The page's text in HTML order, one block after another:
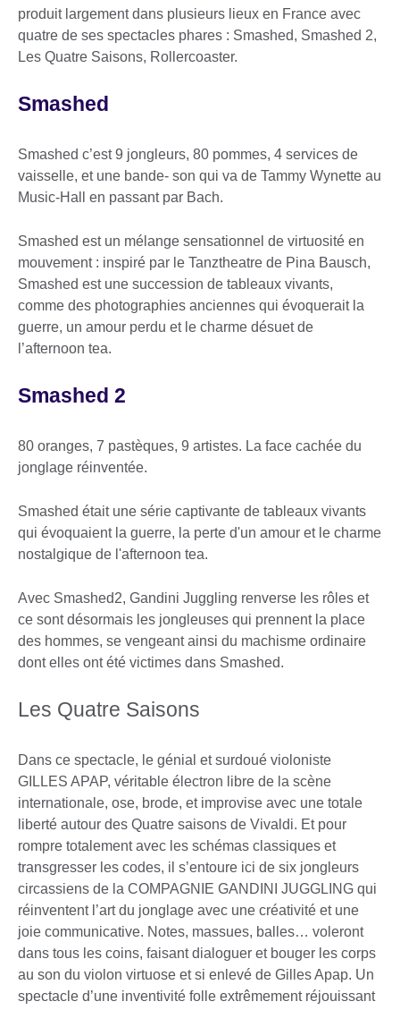
produit largement dans plusieurs lieux en France avec
quatre de ses spectacles phares : Smashed, Smashed 2,
Les Quatre Saisons, Rollercoaster.
Smashed
Smashed c’est 9 jongleurs, 80 pommes, 4 services de
vaisselle, et une bande- son qui va de Tammy Wynette au
Music-Hall en passant par Bach.
Smashed est un mélange sensationnel de virtuosité en
mouvement : inspiré par le Tanztheatre de Pina Bausch,
Smashed est une succession de tableaux vivants,
comme des photographies anciennes qui évoquerait la
guerre, un amour perdu et le charme désuet de
l’afternoon tea.
Smashed 2
80 oranges, 7 pastèques, 9 artistes. La face cachée du
jonglage réinventée.
Smashed était une série captivante de tableaux vivants
qui évoquaient la guerre, la perte d'un amour et le charme
nostalgique de l'afternoon tea.
Avec Smashed2, Gandini Juggling renverse les rôles et
ce sont désormais les jongleuses qui prennent la place
des hommes, se vengeant ainsi du machisme ordinaire
dont elles ont été victimes dans Smashed.
Les Quatre Saisons
Dans ce spectacle, le génial et surdoué violoniste
GILLES APAP, véritable électron libre de la scène
internationale, ose, brode, et improvise avec une totale
liberté autour des Quatre saisons de Vivaldi. Et pour
rompre totalement avec les schémas classiques et
transgresser les codes, il s’entoure ici de six jongleurs
circassiens de la COMPAGNIE GANDINI JUGGLING qui
réinventent l’art du jonglage avec une créativité et une
joie communicative. Notes, massues, balles… voleront
dans tous les coins, faisant dialoguer et bouger les corps
au son du violon virtuose et si enlevé de Gilles Apap. Un
spectacle d’une inventivité folle extrêmement réjouissant